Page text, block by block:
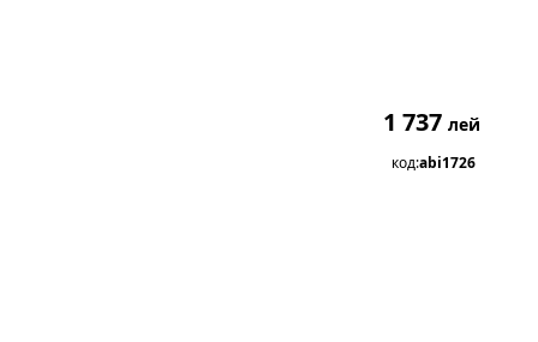
1 737 лей
код:abi1726